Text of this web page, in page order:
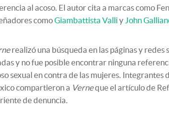
al acoso. El autor cita a marcas como
comoGiambattista Valliy John
realizó una búsqueda en las páginas y redes
y no fue posible encontrar ninguna
sexual en contra de las mujeres.
compartieron a Verneque el artículo de
de denuncia.